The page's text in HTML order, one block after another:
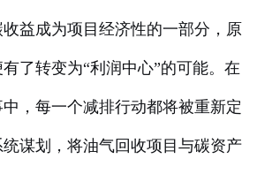
益成为项目经济性的一部分，原
了转变为“利润中心”的可能。在
，每一个减排行动都将被重新定
谋划，将油气回收项目与碳资产